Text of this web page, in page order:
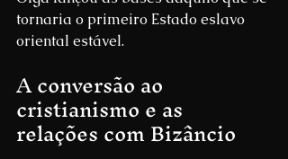
tornaria o primeiro Estado eslavo
oriental estável.
A conversão ao
cristianismo e as
relações com Bizâncio